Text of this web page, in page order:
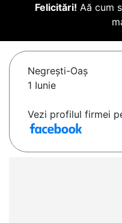
Felicitări! Aă cum
Negreşti-Oaş
1 Iunie
Vezi profilul firmei